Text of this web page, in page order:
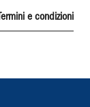
Termini e condizioni